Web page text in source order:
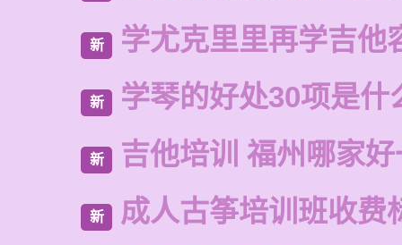
新 学尤克里里再学吉他
新 学琴的好处30项是什
新 吉他培训 福州哪家
新 成人古筝培训班收费